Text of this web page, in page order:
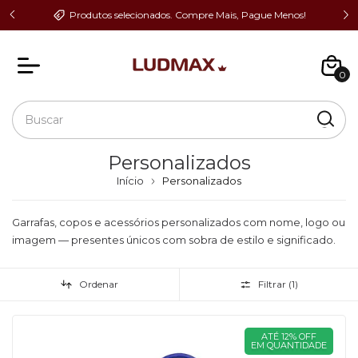
Produtos selecionados. Compre Mais, Pague Menos!
0
Personalizados
Início Personalizados
Garrafas, copos e acessórios personalizados com nome, logo ou
imagem — presentes únicos com sobra de estilo e significado.
Ordenar Filtrar (1)
ATÉ 12% OFF
EM QUANTIDADE